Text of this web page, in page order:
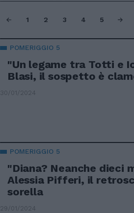
1 2 3 4 5
POMERIGGIO 5
"Un legame tra Totti e
Blasi, il sospetto è
30/01/2024
POMERIGGIO 5
"Diana? Neanche dieci
Alessia Pifferi, il
sorella
29/01/2024